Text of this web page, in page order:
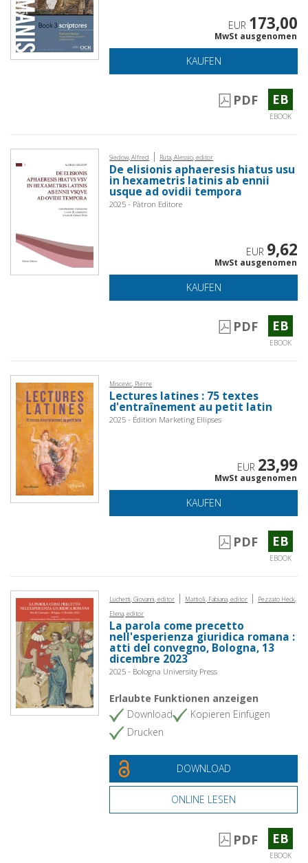
EUR 173,00
MwSt ausgenomen
KAUFEN
PDF EB
EBOOK
Siedow, Alfred | Ruta, Alessio, editor
De elisionis aphaeresis hiatus usu
in hexametris latinis ab ennii
usque ad ovidii tempora
2025 - Pàtron Editore
EUR 9,62
MwSt ausgenomen
KAUFEN
PDF EB
EBOOK
Miscevic, Pierre
Lectures latines : 75 textes
d'entraînement au petit latin
2025 - Édition Marketing Ellipses
EUR 23,99
MwSt ausgenomen
KAUFEN
PDF EB
EBOOK
Luchetti, Giovanni, editor | Mattioli, Fabiana, editor |
Pezzato Heck,
Elena, editor
La parola come precetto
nell'esperienza giuridica romana :
atti del convegno, Bologna, 13
dicembre 2023
2025 - Bologna University Press
Erlaubte Funktionen anzeigen
Download
Kopieren Einfügen
Drucken
DOWNLOAD
ONLINE LESEN
PDF EB
EBOOK